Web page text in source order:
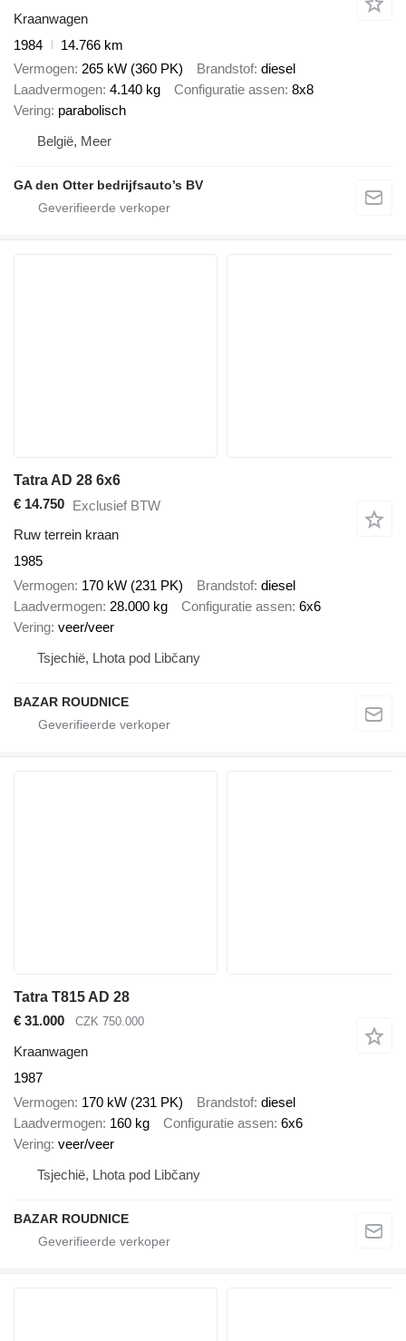
Kraanwagen
1984
14.766 km
Vermogen 265 kW (360 PK) Brandstof diesel
Laadvermogen 4.140 kg Configuratie assen 8x8
Vering parabolisch
België, Meer
GA den Otter bedrijfsauto’s BV
Tatra AD 28 6x6
€ 14.750 Exclusief BTW
Ruw terrein kraan
1985
Vermogen 170 kW (231 PK) Brandstof diesel
Laadvermogen 28.000 kg Configuratie assen 6x6
Vering veer/veer
Tsjechië, Lhota pod Libčany
BAZAR ROUDNICE
Tatra T815 AD 28
€ 31.000
CZK 750.000
Kraanwagen
1987
Vermogen 170 kW (231 PK) Brandstof diesel
Laadvermogen 160 kg Configuratie assen 6x6
Vering veer/veer
Tsjechië, Lhota pod Libčany
BAZAR ROUDNICE